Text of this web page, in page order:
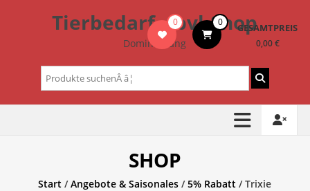
Tierbedarf – bvl-Shop
Dominik Lang
0 0 GESAMTPREIS
0,00 €
Suchen
nach:
SHOP
Start /Angebote & Saisonales /5% Rabatt / Trixie